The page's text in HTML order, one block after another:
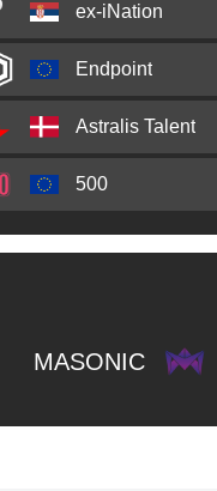
ex-iNation
Endpoint
Astralis Talent
500
MASONIC